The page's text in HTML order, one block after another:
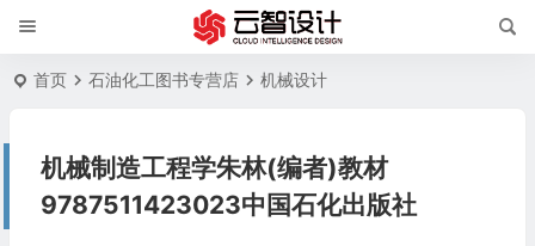
首页 石油化工图书专营店 机械设计
机械制造工程学朱林(编者)教材
9787511423023中国石化出版社